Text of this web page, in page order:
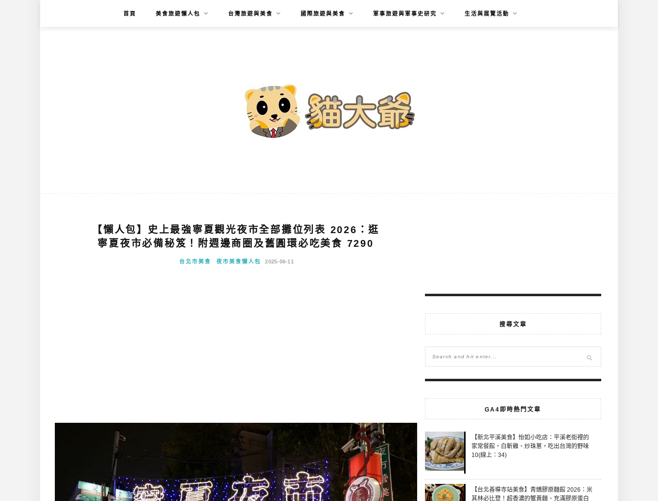
首頁 美食旅遊懶人包 台灣旅遊與美食 國際旅遊與美食 軍事旅遊與軍事史研究 生活與展覽活動
【懶人包】史上最強寧夏觀光夜市全部攤位列表 2026：逛
寧夏夜市必備秘笈！附週邊商圈及舊圓環必吃美食 7290
台北市美食 夜市美食懶人包 2025-06-11
搜尋文章
GA4即時熱門文章
【新北平溪美食】怡如小吃店：平溪老街裡的
家常餐館，白斬雞、炒珠蔥，吃出台灣的野味
10(線上：34)
【台北善導寺站美食】青嬌膠原麵館 2026：米
其林必比登！超香濃的蟹黃麵、充滿膠原蛋白